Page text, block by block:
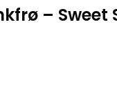
– Sweet